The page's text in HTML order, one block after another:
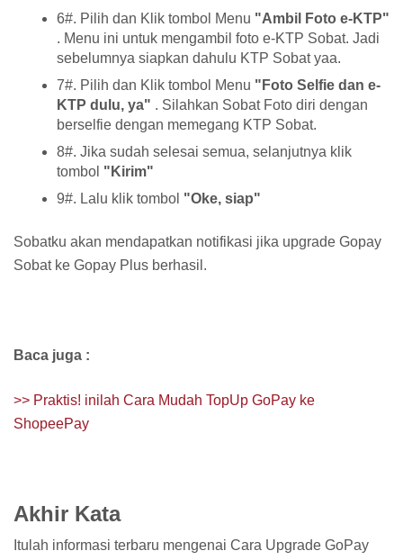
6#. Pilih dan Klik tombol Menu "Ambil Foto e-KTP"
. Menu ini untuk mengambil foto e-KTP Sobat. Jadi
sebelumnya siapkan dahulu KTP Sobat yaa.
7#. Pilih dan Klik tombol Menu "Foto Selfie dan e-
KTP dulu, ya" . Silahkan Sobat Foto diri dengan
berselfie dengan memegang KTP Sobat.
8#. Jika sudah selesai semua, selanjutnya klik
tombol "Kirim"
9#. Lalu klik tombol "Oke, siap"
Sobatku akan mendapatkan notifikasi jika upgrade Gopay
Sobat ke Gopay Plus berhasil.
Baca juga :
>> Praktis! inilah Cara Mudah TopUp GoPay ke
ShopeePay
Akhir Kata
Itulah informasi terbaru mengenai Cara Upgrade GoPay